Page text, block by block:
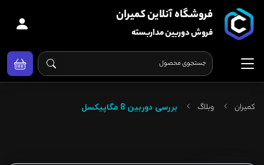
فروشگاه آنلاین کمیران
فروش دوربین مداربسته
کمیران وبلاگ بررسی دوربین 8 مگاپیکسل